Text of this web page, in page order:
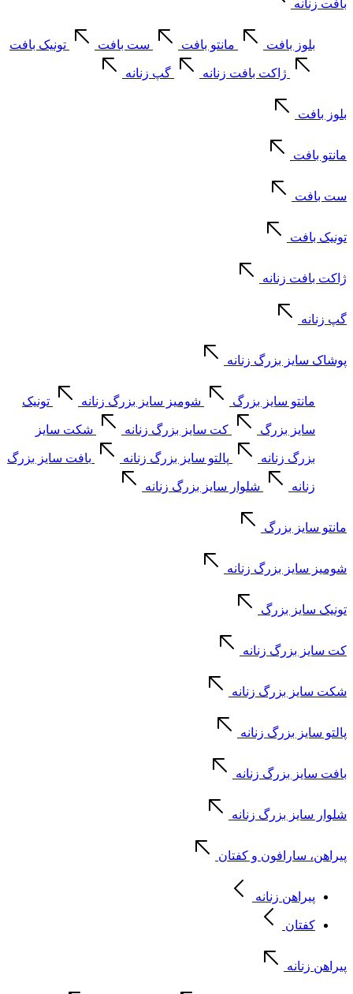
بافت زنانه
بلوز بافت مانتو بافت ست بافت تونیک بافت
ژاکت بافت زنانه گپ زنانه
بلوز بافت
مانتو بافت
ست بافت
تونیک بافت
ژاکت بافت زنانه
گپ زنانه
پوشاک سایز بزرگ زنانه
مانتو سایز بزرگ شومیز سایز بزرگ زنانه تونیک
سایز بزرگ کت سایز بزرگ زنانه شکت سایز
بزرگ زنانه پالتو سایز بزرگ زنانه بافت سایز بزرگ
زنانه شلوار سایز بزرگ زنانه
مانتو سایز بزرگ
شومیز سایز بزرگ زنانه
تونیک سایز بزرگ
کت سایز بزرگ زنانه
شکت سایز بزرگ زنانه
پالتو سایز بزرگ زنانه
بافت سایز بزرگ زنانه
شلوار سایز بزرگ زنانه
پیراهن، سارافون و کفتان
پیراهن زنانه
کفتان
پیراهن زنانه